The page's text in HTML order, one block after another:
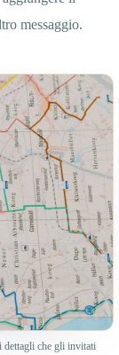
messaggio.
dettagli che gli invitati